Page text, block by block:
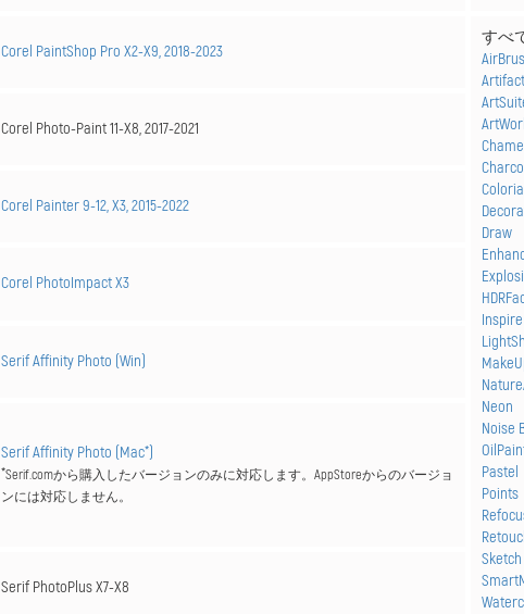
Corel PaintShop Pro X2-X9, 2018-2023
すべ
Draw
Inspire
Neon
Noise
Pastel
Points
Sketch
Corel Photo-Paint 11-X8, 2017-2021
Corel Painter 9-12, X3, 2015-2022
Corel PhotoImpact X3
Serif Affinity Photo (Win)
Serif Affinity Photo (Mac*)
*Serif.comから購入したバージョンのみに対応します。AppStoreからのバージョ
ンには対応しません。
Serif PhotoPlus X7-X8